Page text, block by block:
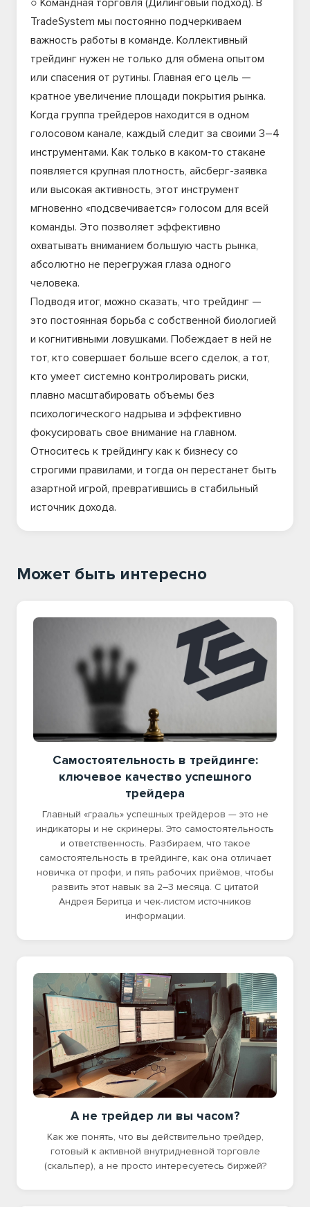
○ Командная торговля (Дилинговый подход). В
TradeSystem мы постоянно подчеркиваем
важность работы в команде. Коллективный
трейдинг нужен не только для обмена опытом
или спасения от рутины. Главная его цель —
кратное увеличение площади покрытия рынка.
Когда группа трейдеров находится в одном
голосовом канале, каждый следит за своими 3–4
инструментами. Как только в каком-то стакане
появляется крупная плотность, айсберг-заявка
или высокая активность, этот инструмент
мгновенно «подсвечивается» голосом для всей
команды. Это позволяет эффективно
охватывать вниманием большую часть рынка,
абсолютно не перегружая глаза одного
человека.
Подводя итог, можно сказать, что трейдинг —
это постоянная борьба с собственной биологией
и когнитивными ловушками. Побеждает в ней не
тот, кто совершает больше всего сделок, а тот,
кто умеет системно контролировать риски,
плавно масштабировать объемы без
психологического надрыва и эффективно
фокусировать свое внимание на главном.
Относитесь к трейдингу как к бизнесу со
строгими правилами, и тогда он перестанет быть
азартной игрой, превратившись в стабильный
источник дохода.
Может быть интересно
Самостоятельность в трейдинге:
ключевое качество успешного
трейдера
Главный «грааль» успешных трейдеров — это не
индикаторы и не скринеры. Это самостоятельность
и ответственность. Разбираем, что такое
самостоятельность в трейдинге, как она отличает
новичка от профи, и пять рабочих приёмов, чтобы
развить этот навык за 2–3 месяца. С цитатой
Андрея Беритца и чек-листом источников
информации.
А не трейдер ли вы часом?
Как же понять, что вы действительно трейдер,
готовый к активной внутридневной торговле
(скальпер), а не просто интересуетесь биржей?